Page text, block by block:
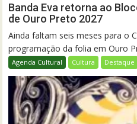
Banda Eva retorna ao
de Ouro Preto 2027
Ainda faltam seis meses para o
programação da folia em Ouro
Agenda Cultural Cultura Destaque